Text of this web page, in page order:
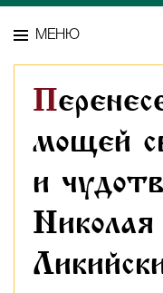
МЕНЮ
Перенесение
мощей
и